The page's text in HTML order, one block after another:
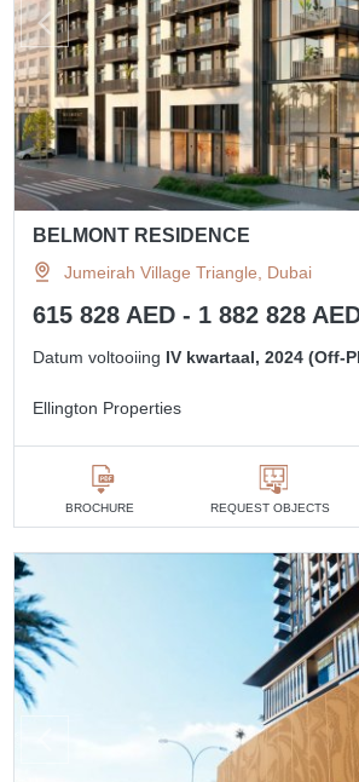
BELMONT RESIDENCE
Jumeirah Village Triangle, Dubai
615 828 AED - 1 882 828
Datum voltooiing IV kwartaal, 2024 (Off-
Ellington Properties
BROCHURE REQUEST OBJECTS